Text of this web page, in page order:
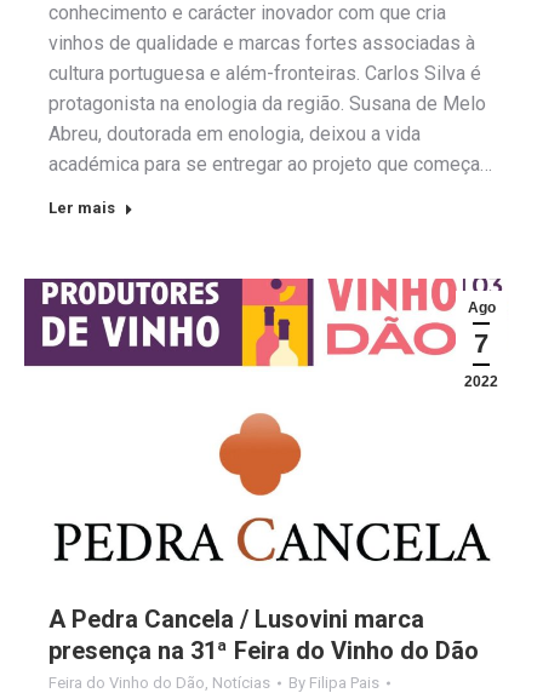
conhecimento e carácter inovador com que cria
vinhos de qualidade e marcas fortes associadas à
cultura portuguesa e além-fronteiras. Carlos Silva é
protagonista na enologia da região. Susana de Melo
Abreu, doutorada em enologia, deixou a vida
académica para se entregar ao projeto que começa…
Ler mais
Ago
7
2022
A Pedra Cancela / Lusovini marca
presença na 31ª Feira do Vinho do Dão
Feira do Vinho do Dão Notícias By Filipa Pais